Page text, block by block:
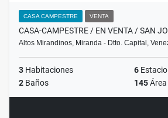
CASA CAMPESTRE VENTA
CASA-CAMPESTRE / EN VENTA / SAN
Altos Mirandinos, Miranda - Dtto. Capital,
3 Habitaciones 6
2 Baños 145